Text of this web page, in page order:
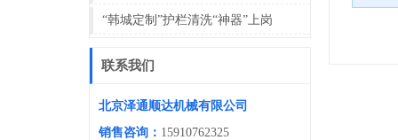
“韩城定制”护栏清洗“神器”上岗
联系我们
北京泽通顺达机械有限公司
销售咨询： 15910762325